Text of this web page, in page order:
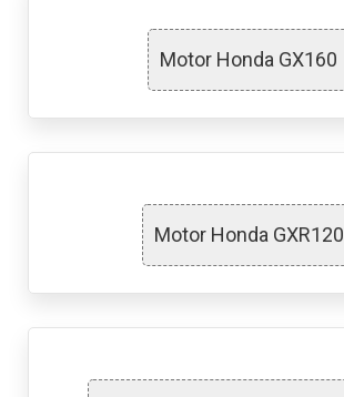
Motor Honda GX160
Motor Honda GXR120